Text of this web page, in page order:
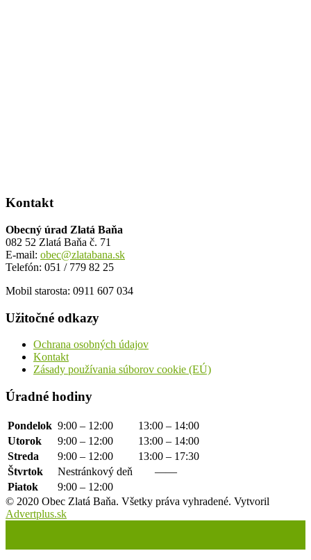
Kontakt
Obecný úrad Zlatá Baňa
082 52 Zlatá Baňa č. 71
E-mail: obec@zlatabana.sk
Telefón: 051 / 779 82 25
Mobil starosta: 0911 607 034
Užitočné odkazy
Ochrana osobných údajov
Kontakt
Zásady používania súborov cookie (EÚ)
Úradné hodiny
Pondelok 9:00 – 12:00
13:00 – 14:00
Utorok
9:00 – 12:00
13:00 – 14:00
Streda
9:00 – 12:00
13:00 – 17:30
Štvrtok
Nestránkový deň
——
Piatok
9:00 – 12:00
© 2020 Obec Zlatá Baňa. Všetky práva vyhradené. Vytvoril
Advertplus.sk